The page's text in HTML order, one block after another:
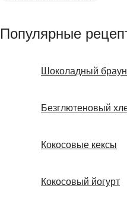
Популярные
Шоколадный
Безглютеновый
Кокосовые кексы
Кокосовый йогурт